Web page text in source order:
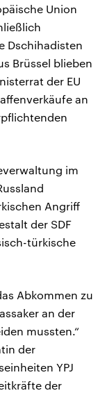
Union
Dschihadisten
Brüssel blieben
der EU
an
im
Angriff
der SDF
türkische
Abkommen zu
an der
mussten.“
der
YPJ
der